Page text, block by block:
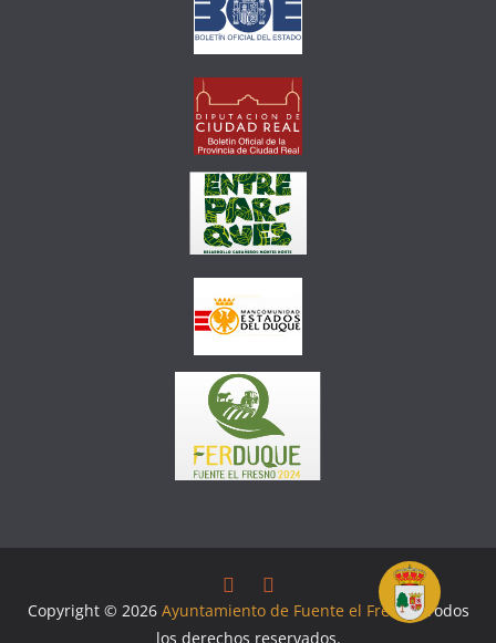
Copyright © 2026 Ayuntamiento de Fuente el Fresno. Todos
los derechos reservados.